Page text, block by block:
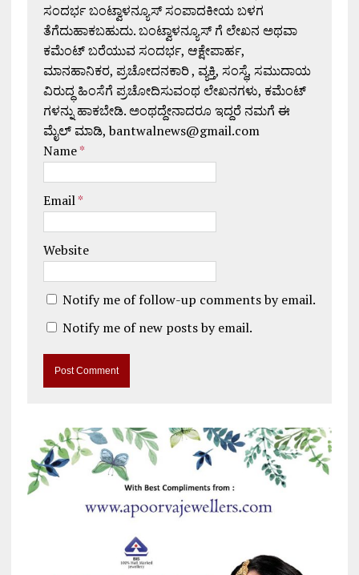
ಸಂದರ್ಭ ಬಂಟ್ವಾಳನ್ಯೂಸ್ ಸಂಪಾದಕೀಯ ಬಳಗ
ತೆಗೆದುಹಾಕಬಹುದು. ಬಂಟ್ವಾಳನ್ಯೂಸ್ ಗೆ ಲೇಖನ ಅಥವಾ
ಕಮೆಂಟ್ ಬರೆಯುವ ಸಂದರ್ಭ, ಆಕ್ಷೇಪಾರ್ಹ,
ಮಾನಹಾನಿಕರ, ಪ್ರಚೋದನಕಾರಿ , ವ್ಯಕ್ತಿ, ಸಂಸ್ಥೆ, ಸಮುದಾಯ
ವಿರುದ್ಧ ಹಿಂಸೆಗೆ ಪ್ರಚೋದಿಸುವಂಥ ಲೇಖನಗಳು, ಕಮೆಂಟ್
ಗಳನ್ನು ಹಾಕಬೇಡಿ. ಅಂಥದ್ದೇನಾದರೂ ಇದ್ದರೆ ನಮಗೆ ಈ
ಮೈಲ್ ಮಾಡಿ, bantwalnews@gmail.com
Name*
Email*
Website
Notify me of follow-up comments by email.
Notify me of new posts by email.
t
e
r